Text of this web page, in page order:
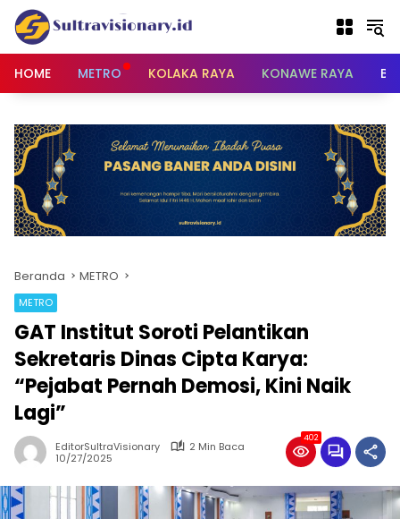
Langsung
konten
HOME
METRO KOLAKA RAYA KONAWE RAYA
Beranda METRO
METRO
GAT Institut Soroti Pelantikan
Sekretaris Dinas Cipta Karya:
“Pejabat Pernah Demosi, Kini Naik
Lagi”
EditorSultraVisionary
2 Min Baca
10/27/2025
402